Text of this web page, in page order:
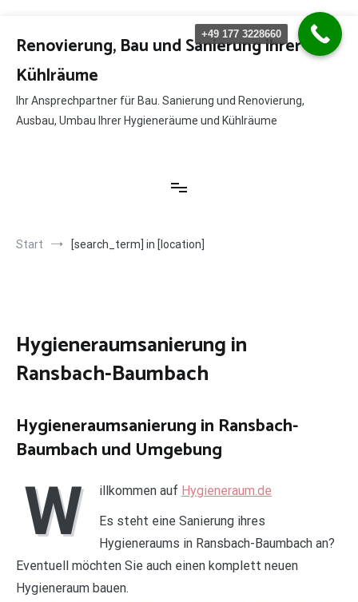
Inhalt
springen
Renovierung, Bau und Sanierung ihrer
Kühlräume
Ihr Ansprechpartner für Bau. Sanierung und Renovierung,
Ausbau, Umbau Ihrer Hygieneräume und Kühlräume
Start [search_term] in [location]
Hygieneraumsanierung in
Ransbach-Baumbach
Hygieneraumsanierung in Ransbach-
Baumbach und Umgebung
W illkommen auf Hygieneraum.de
Es steht eine Sanierung ihres
Hygieneraums in Ransbach-Baumbach an?
Eventuell möchten Sie auch einen komplett neuen
Hygieneraum bauen.
+49 177 3228660